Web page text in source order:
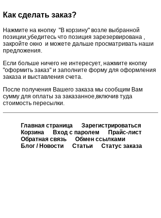
Как сделать заказ?
Нажмите на кнопку "В корзину" возле выбранной
позиции,убедитесь что позиция зарезервирована ,
закройте окно и можете дальше просматривать наши
предложения.
Если больше ничего не интересует, нажмите кнопку
"оформить заказ" и заполните форму для оформления
заказа и выставления счета.
После получения Вашего заказа мы сообщим Вам
сумму для оплаты за заказанное,включив туда
стоимость пересылки.
Главная страница
Зарегистрироваться
Корзина
Вход с паролем
Прайс-лист
Обратная связь
Обмен ссылками
Блог / Новости
Статьи Статус заказа